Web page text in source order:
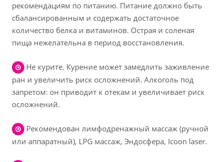
рекомендациям по питанию. Питание должно быть
сбалансированным и содержать достаточное
количество белка и витаминов. Острая и соленая
пища нежелательна в период восстановления.
Не курите. Курение может замедлить заживление
ран и увеличить риск осложнений. Алкоголь под
запретом: он приводит к отекам и увеличивает риск
осложнений.
Рекомендован лимфодренажный массаж (ручной
или аппаратный), LPG массаж, Эндосфера, Icoon laser.